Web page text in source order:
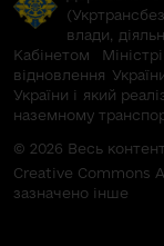
влади,
Кабінетом
відновлення
України і який
наземному
© 2026 Весь
Creative Commons
зазначено інше